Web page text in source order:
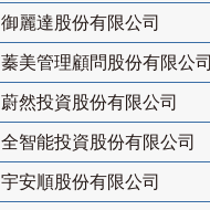
御麗達股份有限公司
蓁美管理顧問股份有限公司
蔚然投資股份有限公司
全智能投資股份有限公司
宇安順股份有限公司